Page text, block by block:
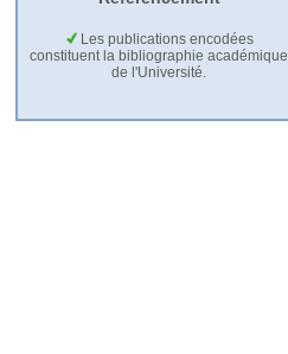
Les publications encodées
constituent la bibliographie académique
de l'Université.